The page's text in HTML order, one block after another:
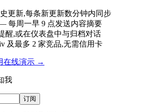
更新,每条新更新数分钟内同步
每周一早 9 点发送内容摘要
醒,或在仪表盘中与归档对话
及最多 2 家竞品,无需信用卡
在线演示 →
我
订阅